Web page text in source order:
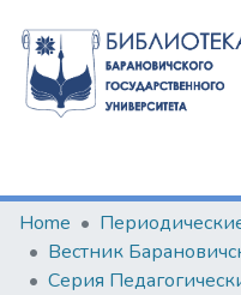
Communities & Collections
All of DSpace
Home